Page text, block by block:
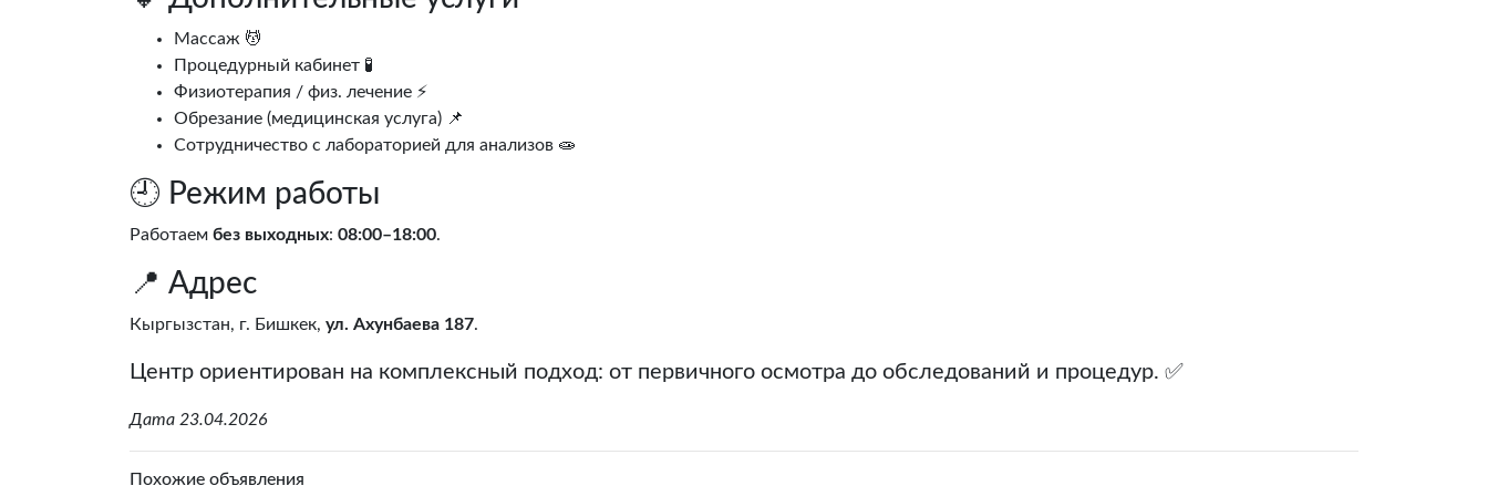
Массаж 💆
Процедурный кабинет 🧪
Физиотерапия / физ. лечение ⚡
Обрезание (медицинская услуга) 📌
Сотрудничество с лабораторией для анализов 🧫
🕘 Режим работы
Работаем без выходных: 08:00–18:00.
📍 Адрес
Кыргызстан, г. Бишкек, ул. Ахунбаева 187.
Центр ориентирован на комплексный подход: от первичного осмотра до обследований и процедур. ✅
Дата 23.04.2026
Похожие объявления